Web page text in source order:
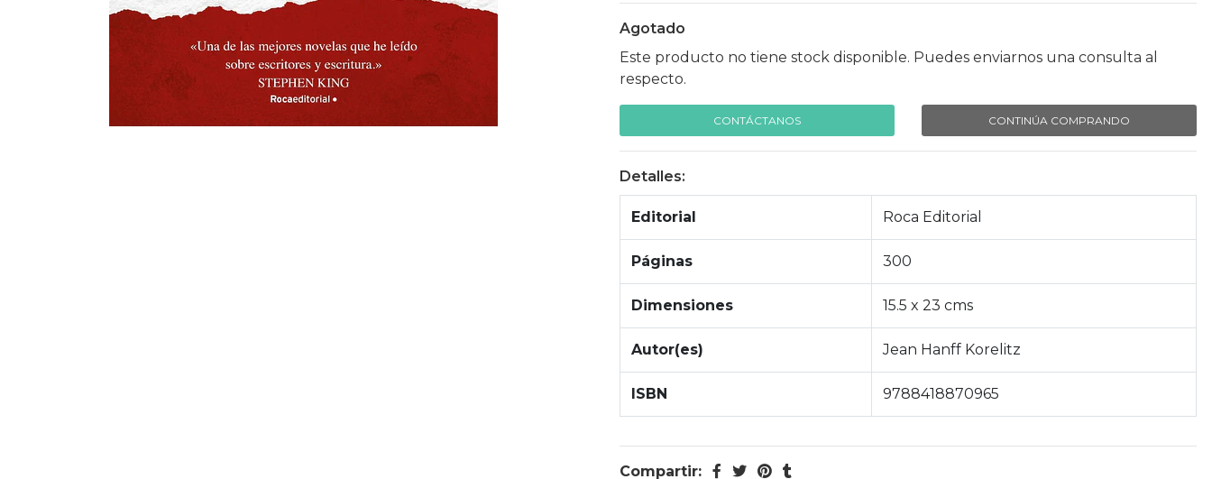
Agotado
Este producto no tiene stock disponible. Puedes enviarnos una consulta al
respecto.
CONTÁCTANOS CONTINÚA COMPRANDO
Detalles:
Editorial Roca Editorial
Páginas 300
Dimensiones 15.5 x 23 cms
Autor(es) Jean Hanff Korelitz
ISBN 9788418870965
Compartir: